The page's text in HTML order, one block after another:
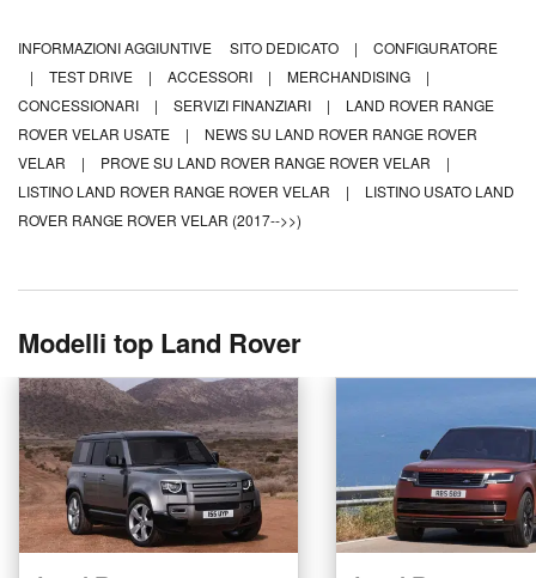
INFORMAZIONI AGGIUNTIVE SITO DEDICATO |
CONFIGURATORE
|
TEST DRIVE | ACCESSORI | MERCHANDISING
|
CONCESSIONARI
| SERVIZI FINANZIARI |
LAND ROVER RANGE
ROVER VELAR USATE
|
NEWS SU LAND ROVER RANGE ROVER
VELAR
| PROVE SU LAND ROVER RANGE ROVER VELAR
|
LISTINO LAND ROVER RANGE ROVER VELAR
|
LISTINO USATO LAND
ROVER RANGE ROVER VELAR (2017-->>)
Modelli top Land Rover